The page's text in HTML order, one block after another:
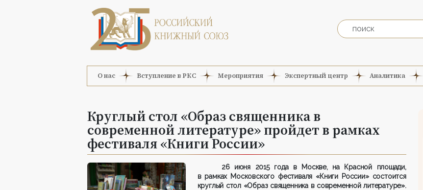
О нас Вступление в РКС Мероприятия Экспертный центр Аналитика
Круглый стол «Образ священника в
современной литературе» пройдет в рамках
фестиваля «Книги России»
26 июня 2015 года в Москве, на Красной площади,
в рамках Московского фестиваля «Книги России» состоится
круглый стол «Образ священника в современной литературе».